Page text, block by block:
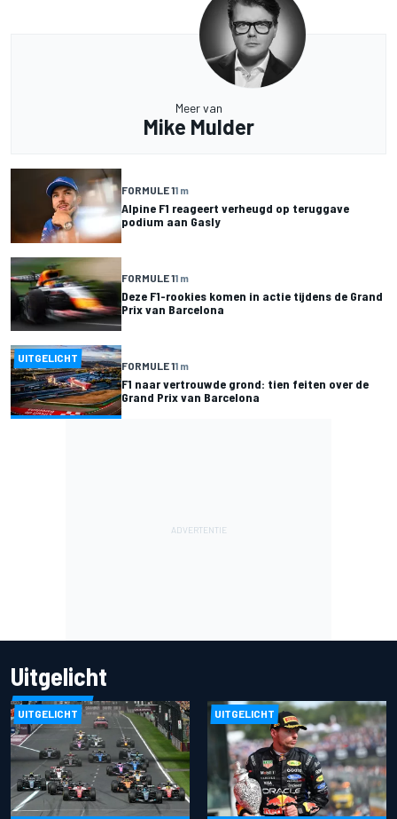
Meer van
Mike Mulder
FORMULE 11 m
Alpine F1 reageert verheugd op teruggave
podium aan Gasly
FORMULE 11 m
Deze F1-rookies komen in actie tijdens de Grand
Prix van Barcelona
UITGELICHT
FORMULE 11 m
F1 naar vertrouwde grond: tien feiten over de
Grand Prix van Barcelona
Uitgelicht
UITGELICHT UITGELICHT